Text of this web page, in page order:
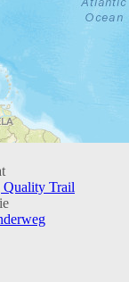
Quality Trail